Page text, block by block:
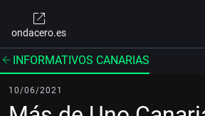
ondacero.es
INFORMATIVOS CANARIAS
10/06/2021